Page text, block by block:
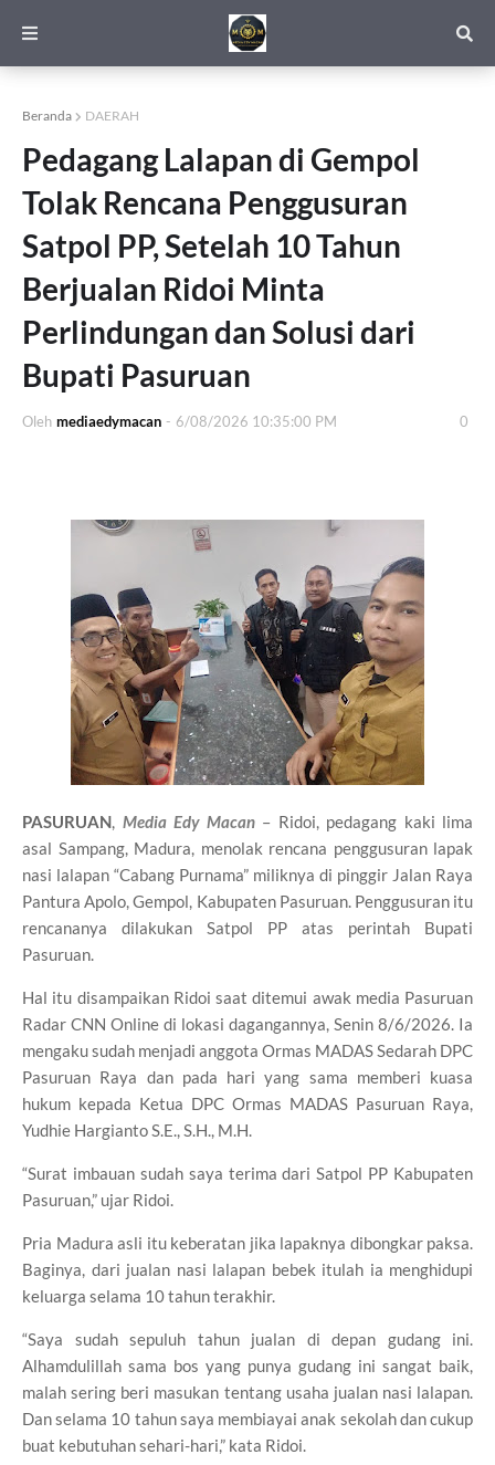
Beranda DAERAH
Pedagang Lalapan di Gempol
Tolak Rencana Penggusuran
Satpol PP, Setelah 10 Tahun
Berjualan Ridoi Minta
Perlindungan dan Solusi dari
Bupati Pasuruan
Oleh mediaedymacan - 6/08/2026 10:35:00 PM 0
PASURUAN, Media Edy Macan– Ridoi, pedagang kaki lima
asal Sampang, Madura, menolak rencana penggusuran lapak
nasi lalapan “Cabang Purnama” miliknya di pinggir Jalan Raya
Pantura Apolo, Gempol, Kabupaten Pasuruan. Penggusuran itu
rencananya dilakukan Satpol PP atas perintah Bupati
Pasuruan.
Hal itu disampaikan Ridoi saat ditemui awak media Pasuruan
Radar CNN Online di lokasi dagangannya, Senin 8/6/2026. Ia
mengaku sudah menjadi anggota Ormas MADAS Sedarah DPC
Pasuruan Raya dan pada hari yang sama memberi kuasa
hukum kepada Ketua DPC Ormas MADAS Pasuruan Raya,
Yudhie Hargianto S.E., S.H., M.H.
“Surat imbauan sudah saya terima dari Satpol PP Kabupaten
Pasuruan,” ujar Ridoi.
Pria Madura asli itu keberatan jika lapaknya dibongkar paksa.
Baginya, dari jualan nasi lalapan bebek itulah ia menghidupi
keluarga selama 10 tahun terakhir.
“Saya sudah sepuluh tahun jualan di depan gudang ini.
Alhamdulillah sama bos yang punya gudang ini sangat baik,
malah sering beri masukan tentang usaha jualan nasi lalapan.
Dan selama 10 tahun saya membiayai anak sekolah dan cukup
buat kebutuhan sehari-hari,” kata Ridoi.